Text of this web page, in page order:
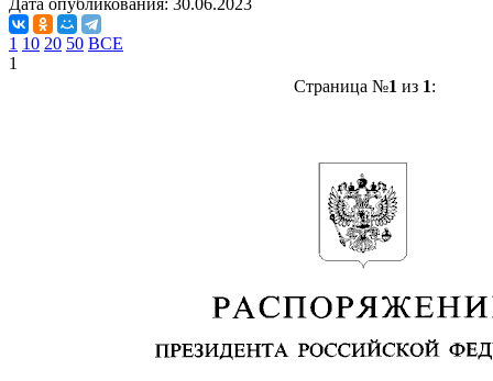
Дата опубликования: 30.06.2023
1 10 20 50 ВСЕ
1
Страница №1 из 1: